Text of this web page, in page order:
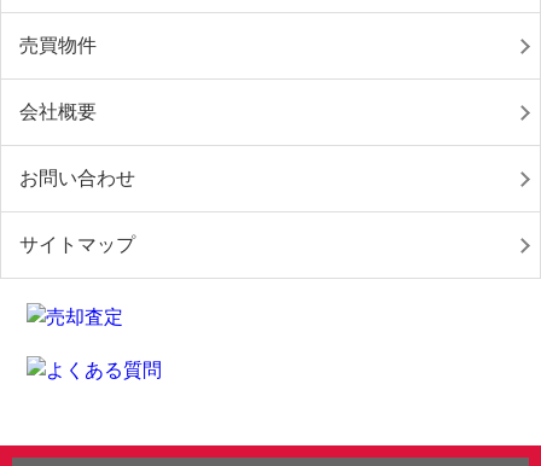
売買物件
会社概要
お問い合わせ
サイトマップ